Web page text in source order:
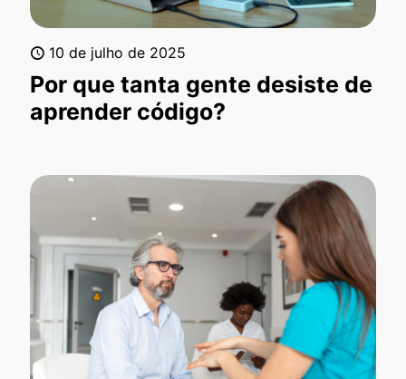
10 de julho de 2025
Por que tanta gente desiste de
aprender código?